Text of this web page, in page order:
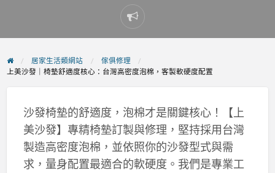
Report
problem
居家生活類網站
傢俱修理
上美沙發｜椅墊舒適度核心：台灣高密度泡棉，客製軟硬度配置
沙發椅墊的舒適度，泡棉才是關鍵核心！【上
美沙發】專精椅墊訂製與修理，堅持採用台灣
製造高密度泡棉，並依照你的沙發型式與需
求，量身配置最適合的軟硬度。我們是專業工